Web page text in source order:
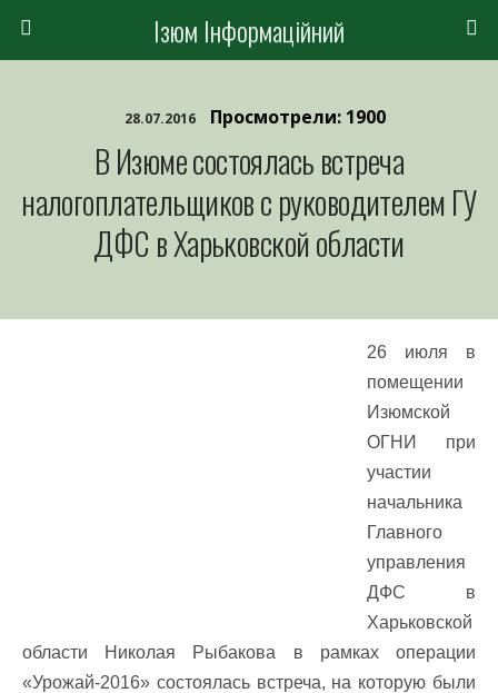
Ізюм Інформаційний
28.07.2016 Просмотрели: 1900
В Изюме состоялась встреча
налогоплательщиков с руководителем ГУ
ДФС в Харьковской области
26 июля в
помещении
Изюмской
ОГНИ при
участии
начальника
Главного
управления
ДФС в
Харьковской
области Николая Рыбакова в рамках операции
«Урожай-2016» состоялась встреча, на которую были